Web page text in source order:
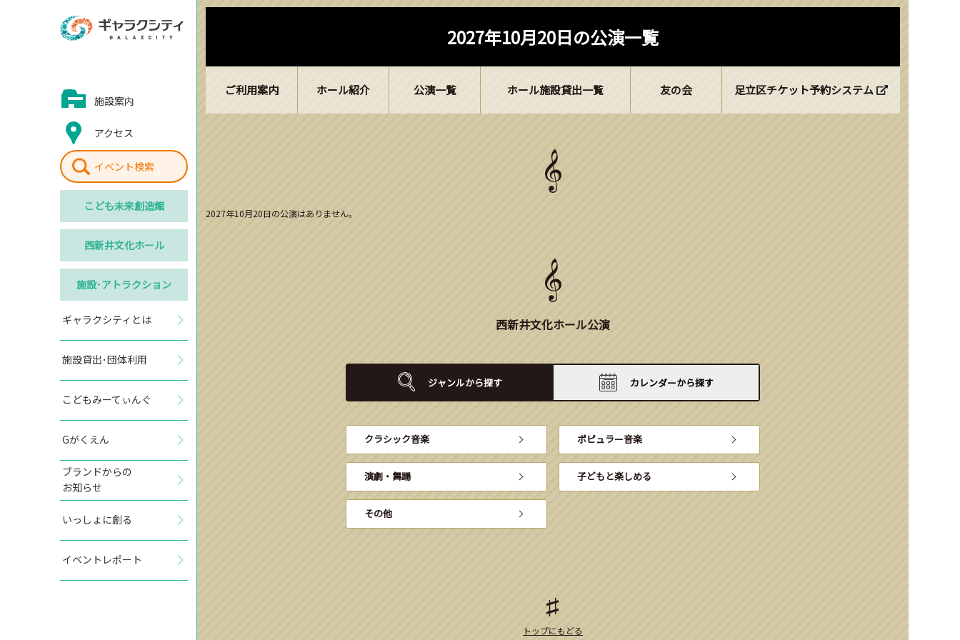
施設案内
アクセス
イベント検索
こども未来創造館
西新井文化ホール
施設･アトラクション
ギャラクシティとは
施設貸出･団体利用
こどもみーてぃんぐ
Gがくえん
ブランドからの
お知らせ
いっしょに創る
イベントレポート
2027年10月20日の公演一覧
ご利用案内 ホール紹介 公演一覧 ホール施設貸出一覧 友の会 足立区チケット予約システム
2027年10月20日の公演はありません。
西新井文化ホール公演
ジャンルから探す カレンダーから探す
クラシック音楽 ポピュラー音楽
演劇・舞踊 子どもと楽しめる
その他
トップにもどる